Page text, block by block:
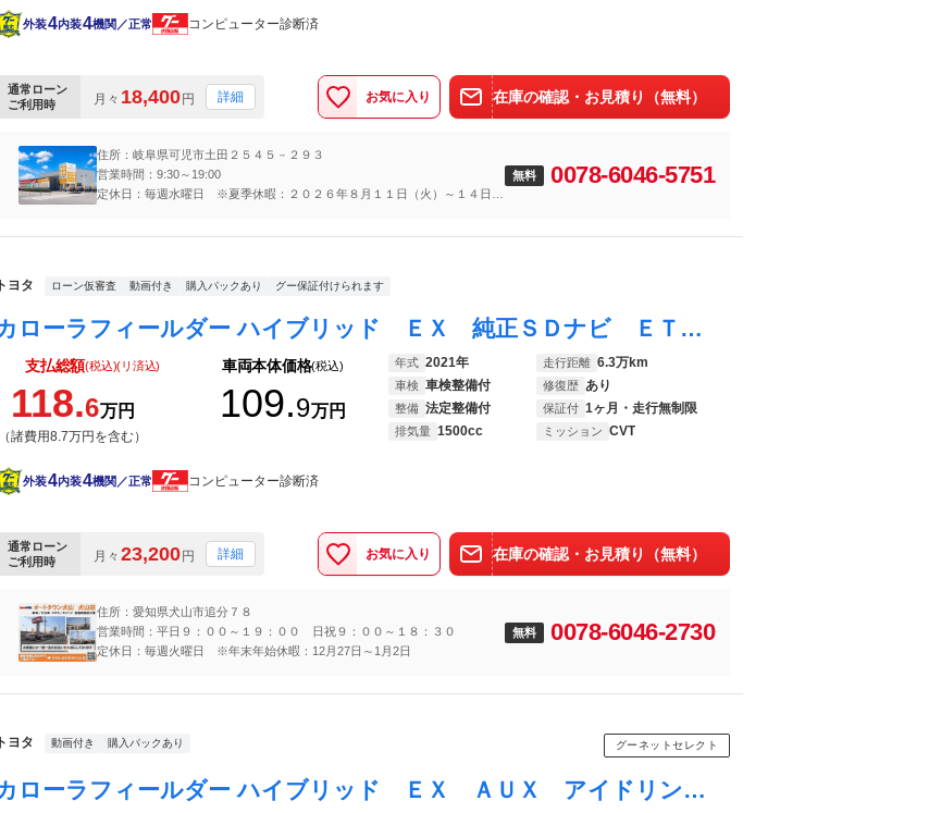
外装4内装4機関／正常 コンピューター診断済
通常ローン
ご利用時
月々 18,400円 詳細 お気に入り 在庫の確認・お見積り（無料）
住所：岐阜県可児市土田２５４５－２９３
営業時間：9:30～19:00
定休日：毎週水曜日 ※夏季休暇：２０２６年８月１１日（火）～１４日
無料 0078-6046-5751
トヨタ ローン仮審査 動画付き 購入パックあり グー保証付けられます
カローラフィールダー ハイブリッド ＥＸ 純正ＳＤナビ ＥＴＣ バックカメラ ＴＶ クリアランスソナー レーンアシスト 衝突被害軽減システム オートマチックハイビーム スマートキー 電動格納ミラー ＣＶＴ 盗難防止システム
支払総額(税込)(リ済込)
118.6万円
（諸費用8.7万円を含む）
車両本体価格(税込)
109.9万円
年式 2021年 走行距離 6.3万km
車検 車検整備付 修復歴 あり
整備 法定整備付 保証付 1ヶ月・走行無制限
排気量 1500cc ミッション CVT
外装4内装4機関／正常 コンピューター診断済
通常ローン
ご利用時
月々 23,200円 詳細 お気に入り 在庫の確認・お見積り（無料）
住所：愛知県犬山市追分７８
営業時間：平日９：００～１９：００ 日祝９：００～１８：３０
定休日：毎週火曜日 ※年末年始休暇：12月27日～1月2日
無料 0078-6046-2730
トヨタ 動画付き 購入パックあり グーネットセレクト
カローラフィールダー ハイブリッド ＥＸ ＡＵＸ アイドリングストップ プリクラッシュセーフティー 盗難防止システム リモコンキー バックモニター ＥＴＣ付 メモリナビ ワンオーナー Ｗエアーバック ＥＳＣ スマートキー・プッシュスタート